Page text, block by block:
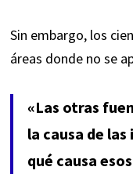
Sin embargo, los
áreas donde no se
«Las otras
la causa de
qué causa